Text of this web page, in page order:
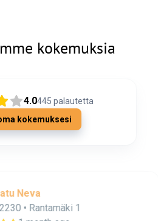
kokemuksia
4.0445 palautetta
kokemuksesi
1